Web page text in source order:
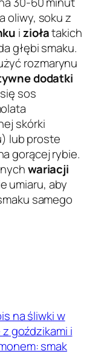
oliwy, soku z
iziołatakich
głębi smaku.
rozmarynu
dodatki
sos
skórki
lub proste
gorącej rybie.
wariacji
umiaru, aby
samego
na śliwki w
goździkami i
smak